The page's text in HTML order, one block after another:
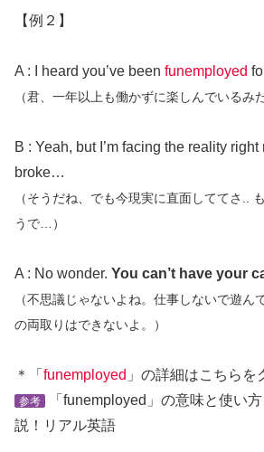
【例２】
A : I heard you’ve been funemployed
（君、一年以上も働かずに楽しんでいるみ
B : Yeah, but I’m facing the reality right
broke…
（そうだね、でも今現実に直面しててさ..
うで…）
A : No wonder. You can’t have your
（不思議じゃないよね。仕事しないで遊ん
の両取りはできないよ。）
＊「 funemployed 」の詳細はこちらを
参考
「funemployed」の意味と使い
説！リアル英語